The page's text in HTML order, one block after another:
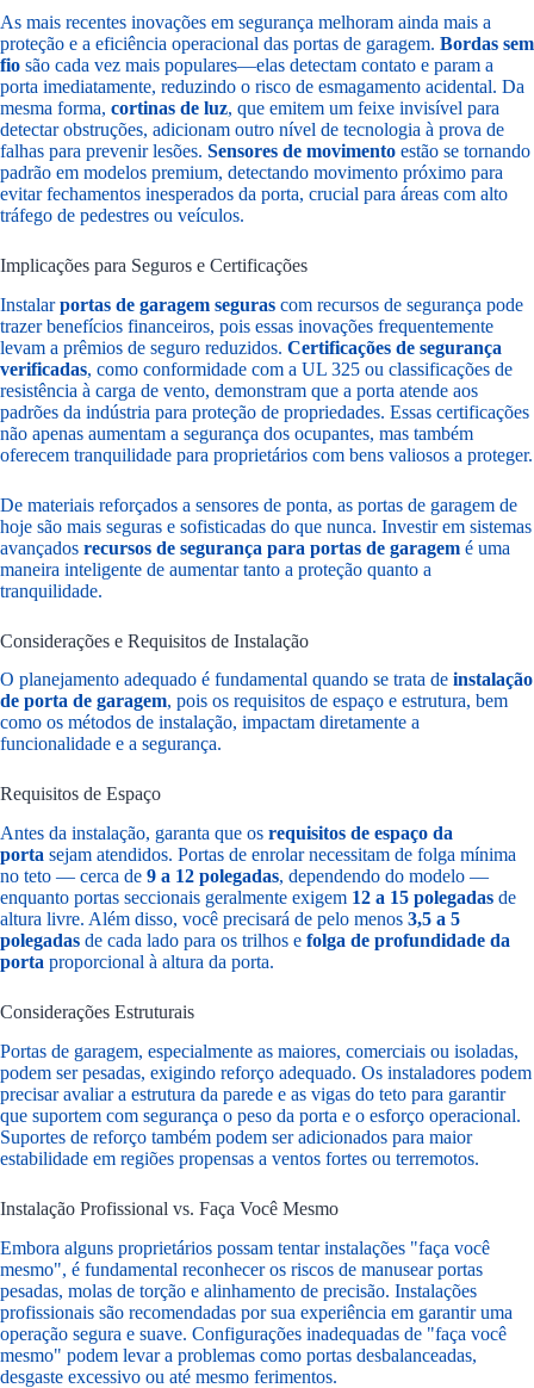
As mais recentes inovações em segurança melhoram ainda mais a
proteção e a eficiência operacional das portas de garagem. Bordas sem
fio são cada vez mais populares—elas detectam contato e param a
porta imediatamente, reduzindo o risco de esmagamento acidental. Da
mesma forma, cortinas de luz, que emitem um feixe invisível para
detectar obstruções, adicionam outro nível de tecnologia à prova de
falhas para prevenir lesões. Sensores de movimento estão se tornando
padrão em modelos premium, detectando movimento próximo para
evitar fechamentos inesperados da porta, crucial para áreas com alto
tráfego de pedestres ou veículos.
Implicações para Seguros e Certificações
Instalarportas de garagem seguras com recursos de segurança pode
trazer benefícios financeiros, pois essas inovações frequentemente
levam a prêmios de seguro reduzidos. Certificações de segurança
verificadas, como conformidade com a UL 325 ou classificações de
resistência à carga de vento, demonstram que a porta atende aos
padrões da indústria para proteção de propriedades. Essas certificações
não apenas aumentam a segurança dos ocupantes, mas também
oferecem tranquilidade para proprietários com bens valiosos a proteger.
De materiais reforçados a sensores de ponta, as portas de garagem de
hoje são mais seguras e sofisticadas do que nunca. Investir em sistemas
avançados recursos de segurança para portas de garagem é uma
maneira inteligente de aumentar tanto a proteção quanto a
tranquilidade.
Considerações e Requisitos de Instalação
O planejamento adequado é fundamental quando se trata de instalação
de porta de garagem, pois os requisitos de espaço e estrutura, bem
como os métodos de instalação, impactam diretamente a
funcionalidade e a segurança.
Requisitos de Espaço
Antes da instalação, garanta que os requisitos de espaço da
porta sejam atendidos. Portas de enrolar necessitam de folga mínima
no teto — cerca de 9 a 12 polegadas, dependendo do modelo —
enquanto portas seccionais geralmente exigem 12 a 15 polegadas de
altura livre. Além disso, você precisará de pelo menos 3,5 a 5
polegadas de cada lado para os trilhos e folga de profundidade da
porta proporcional à altura da porta.
Considerações Estruturais
Portas de garagem, especialmente as maiores, comerciais ou isoladas,
podem ser pesadas, exigindo reforço adequado. Os instaladores podem
precisar avaliar a estrutura da parede e as vigas do teto para garantir
que suportem com segurança o peso da porta e o esforço operacional.
Suportes de reforço também podem ser adicionados para maior
estabilidade em regiões propensas a ventos fortes ou terremotos.
Instalação Profissional vs. Faça Você Mesmo
Embora alguns proprietários possam tentar instalações "faça você
mesmo", é fundamental reconhecer os riscos de manusear portas
pesadas, molas de torção e alinhamento de precisão. Instalações
profissionais são recomendadas por sua experiência em garantir uma
operação segura e suave. Configurações inadequadas de "faça você
mesmo" podem levar a problemas como portas desbalanceadas,
desgaste excessivo ou até mesmo ferimentos.